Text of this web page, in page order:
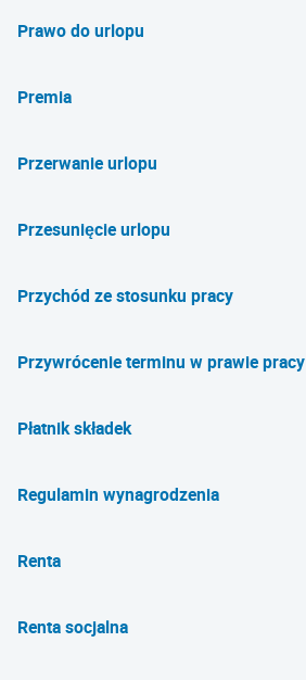
Prawo do urlopu
Premia
Przerwanie urlopu
Przesunięcie urlopu
Przychód ze stosunku pracy
Przywrócenie terminu w prawie pracy
Płatnik składek
Regulamin wynagrodzenia
Renta
Renta socjalna